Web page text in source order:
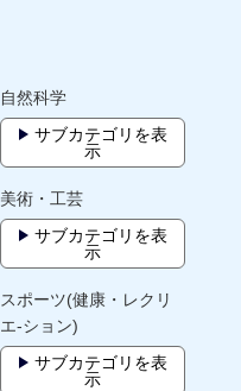
自然科学
サブカテゴリを表
示
美術・工芸
サブカテゴリを表
示
スポーツ(健康・レクリ
エ-ション)
サブカテゴリを表
示